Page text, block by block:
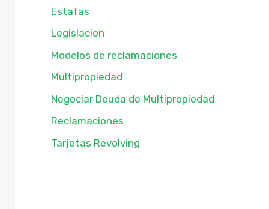
Estafas
Legislacion
Modelos de reclamaciones
Multipropiedad
Negociar Deuda de Multipropiedad
Reclamaciones
Tarjetas Revolving